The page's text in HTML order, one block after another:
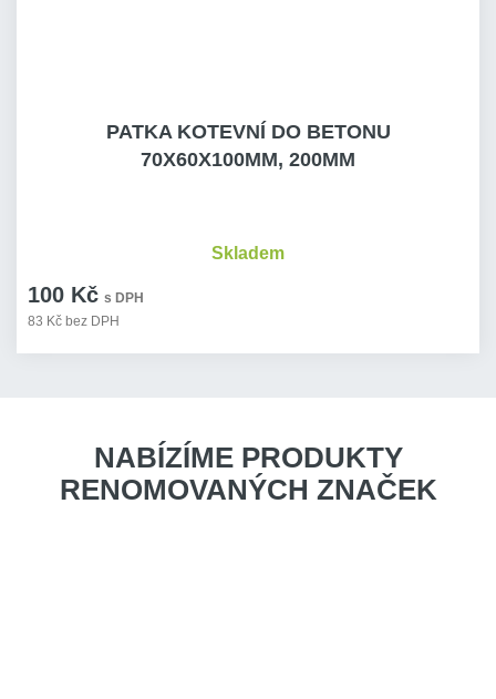
PATKA KOTEVNÍ DO BETONU
70X60X100MM, 200MM
100 Kč s DPH
83 Kč bez DPH
Skladem
NABÍZÍME PRODUKTY
RENOMOVANÝCH ZNAČEK